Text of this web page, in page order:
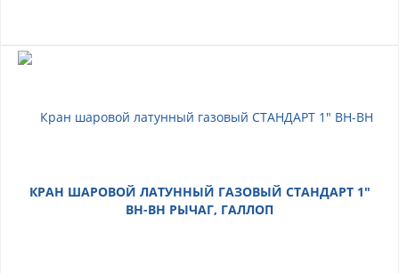
КРАН ШАРОВОЙ ЛАТУННЫЙ ГАЗОВЫЙ СТАНДАРТ 1"
ВН-ВН РЫЧАГ, ГАЛЛОП